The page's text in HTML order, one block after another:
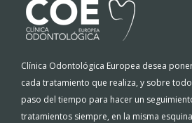
Clínica Odontológica Europea desea
cada tratamiento que realiza, y sobre
paso del tiempo para hacer un
tratamientos siempre, en la misma